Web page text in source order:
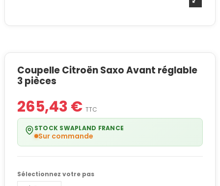
Coupelle Citroën Saxo Avant réglable
3 pièces
265,43 € TTC
STOCK SWAPLAND FRANCE
Sur commande
Sélectionnez votre pas